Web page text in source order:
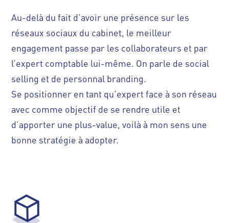
Au-delà du fait d’avoir une présence sur les
réseaux sociaux du cabinet, le meilleur
engagement passe par les collaborateurs et par
l’expert comptable lui-même. On parle de social
selling et de personnal branding.
Se positionner en tant qu’expert face à son réseau
avec comme objectif de se rendre utile et
d’apporter une plus-value, voilà à mon sens une
bonne stratégie à adopter.